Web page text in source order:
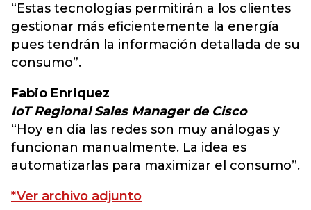
“Estas tecnologías permitirán a los clientes
gestionar más eficientemente la energía
pues tendrán la información detallada de su
consumo”.
Fabio Enriquez
IoT Regional Sales Manager de Cisco
“Hoy en día las redes son muy análogas y
funcionan manualmente. La idea es
automatizarlas para maximizar el consumo”.
*Ver archivo adjunto